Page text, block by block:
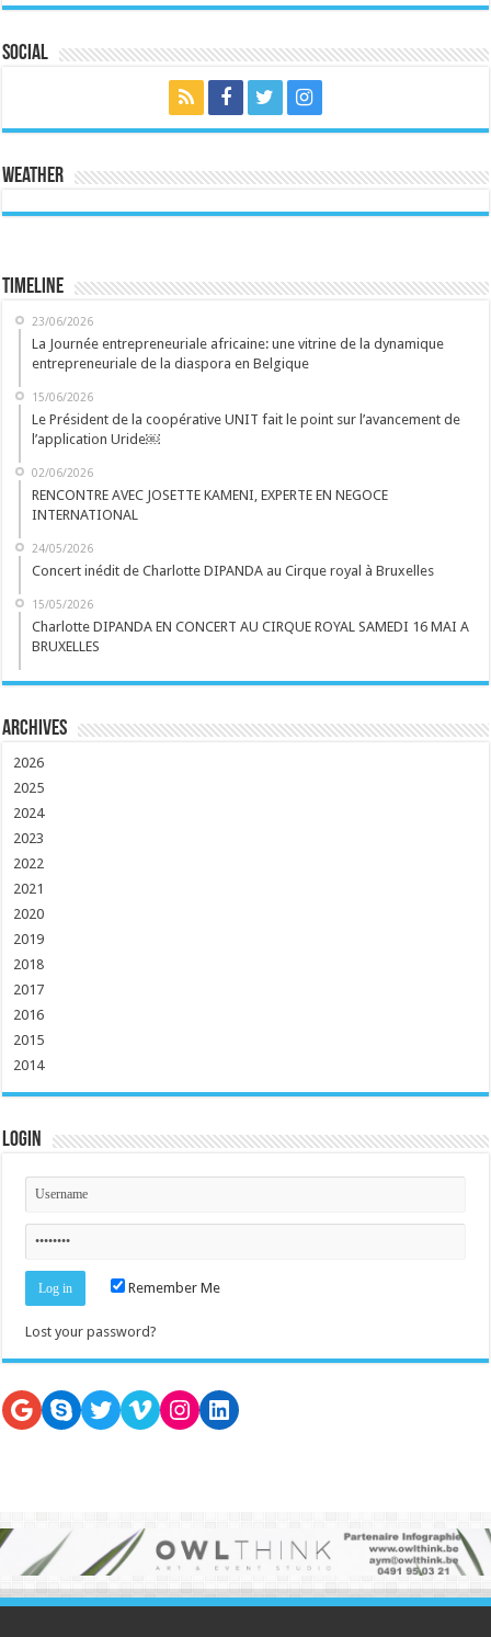
Social
Weather
Timeline
23/06/2026
La Journée entrepreneuriale africaine: une vitrine de la dynamique
entrepreneuriale de la diaspora en Belgique
15/06/2026
Le Président de la coopérative UNIT fait le point sur l’avancement de
l’application Uride￼
02/06/2026
RENCONTRE AVEC JOSETTE KAMENI, EXPERTE EN NEGOCE
INTERNATIONAL
24/05/2026
Concert inédit de Charlotte DIPANDA au Cirque royal à Bruxelles
15/05/2026
Charlotte DIPANDA EN CONCERT AU CIRQUE ROYAL SAMEDI 16 MAI A
BRUXELLES
Archives
2026
2025
2024
2023
2022
2021
2020
2019
2018
2017
2016
2015
2014
Login
Remember Me
Lost your password?
Google
SkypeTwitter
VimeoInstagram
LinkedIn